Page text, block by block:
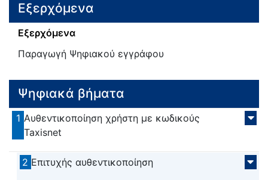
Εξερχόμενα
Εξερχόμενα
Παραγωγή Ψηφιακού εγγράφου
Ψηφιακά βήματα
1 Αυθεντικοποίηση χρήστη με κωδικούς
Taxisnet
2 Επιτυχής αυθεντικοποίηση